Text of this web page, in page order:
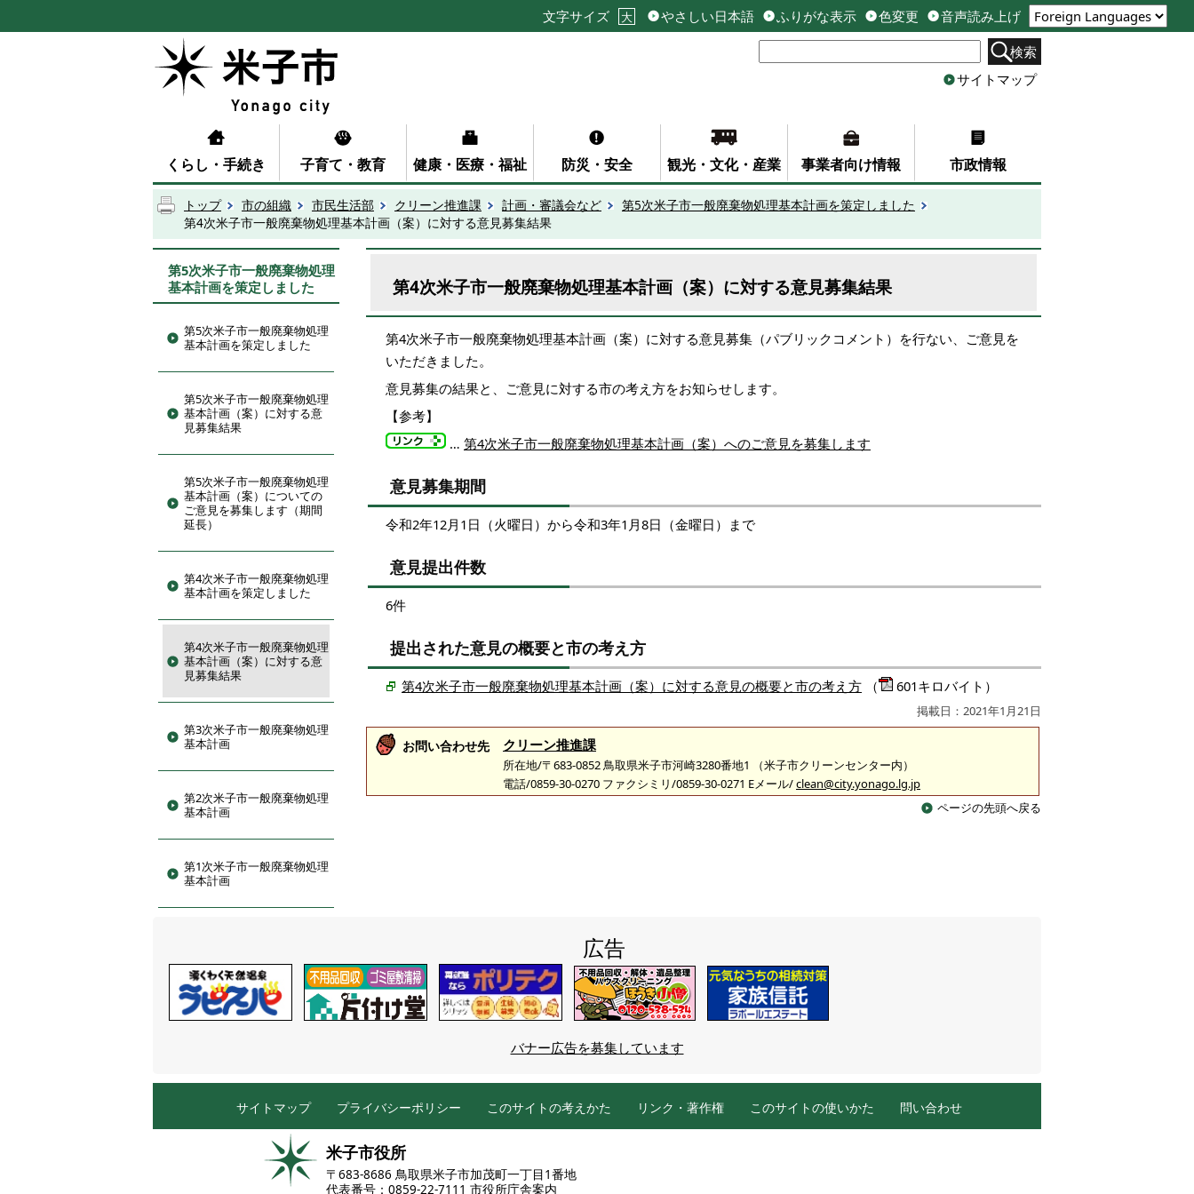
文字サイズ 大 やさしい日本語 ふりがな表示 色変更
音声読み上げ
検索
サイトマップ
くらし・手続き 子育て・教育 健康・医療・福祉 防災・安全 観光・文化・産業 事業者向け情報 市政情報
トップ 市の組織 市民生活部 クリーン推進課 計画・審議会など
第5次米子市一般廃棄物処理基本計画を策定しました
第4次米子市一般廃棄物処理基本計画（案）に対する意見募集結果
第5次米子市一般廃棄物処理
基本計画を策定しました
第5次米子市一般廃棄物処理
基本計画を策定しました
第5次米子市一般廃棄物処理
基本計画（案）に対する意
見募集結果
第5次米子市一般廃棄物処理
基本計画（案）についての
ご意見を募集します（期間
延長）
第4次米子市一般廃棄物処理
基本計画を策定しました
第4次米子市一般廃棄物処理
基本計画（案）に対する意
見募集結果
第3次米子市一般廃棄物処理
基本計画
第2次米子市一般廃棄物処理
基本計画
第1次米子市一般廃棄物処理
基本計画
第4次米子市一般廃棄物処理基本計画（案）に対する意見募集結果
第4次米子市一般廃棄物処理基本計画（案）に対する意見募集（パブリックコメント）を行ない、ご意見を
いただきました。
意見募集の結果と、ご意見に対する市の考え方をお知らせします。
【参考】
… 第4次米子市一般廃棄物処理基本計画（案）へのご意見を募集します
意見募集期間
令和2年12月1日（火曜日）から令和3年1月8日（金曜日）まで
意見提出件数
6件
提出された意見の概要と市の考え方
第4次米子市一般廃棄物処理基本計画（案）に対する意見の概要と市の考え方 （ 601キロバイト）
掲載日：2021年1月21日
お問い合わせ先 クリーン推進課
所在地/〒683-0852 鳥取県米子市河崎3280番地1 （米子市クリーンセンター内）
電話/0859-30-0270 ファクシミリ/0859-30-0271 Eメール/clean@city.yonago.lg.jp
ページの先頭へ戻る
広告
バナー広告を募集しています
サイトマップ プライバシーポリシー このサイトの考えかた リンク・著作権 このサイトの使いかた 問い合わせ
米子市役所
〒683-8686 鳥取県米子市加茂町一丁目1番地
代表番号：0859-22-7111 市役所庁舎案内